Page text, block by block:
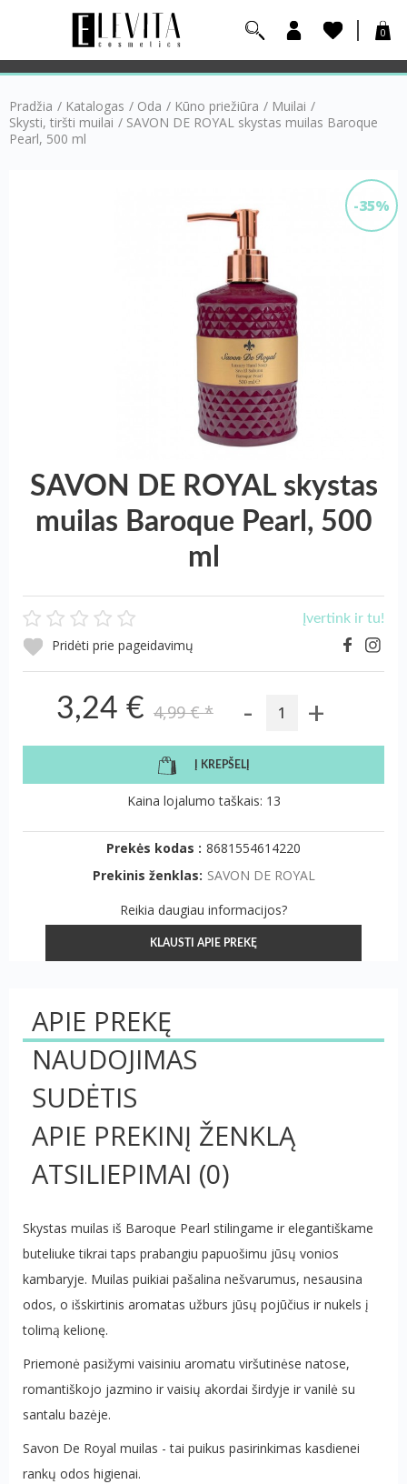
0
Pradžia / Katalogas / Oda / Kūno priežiūra / Muilai /
Skysti, tiršti muilai / SAVON DE ROYAL skystas muilas Baroque
Pearl, 500 ml
-35%
SAVON DE ROYAL skystas
muilas Baroque Pearl, 500
ml
Įvertink ir tu!
Pridėti prie pageidavimų
3,24 € 4,99 €* - +
Į KREPŠELĮ
Kaina lojalumo taškais: 13
Prekės kodas : 8681554614220
Prekinis ženklas: SAVON DE ROYAL
Reikia daugiau informacijos?
KLAUSTI APIE PREKĘ
APIE PREKĘ
NAUDOJIMAS
SUDĖTIS
APIE PREKINĮ ŽENKLĄ
ATSILIEPIMAI (0)
Skystas muilas iš Baroque Pearl stilingame ir elegantiškame
buteliuke tikrai taps prabangiu papuošimu jūsų vonios
kambaryje. Muilas puikiai pašalina nešvarumus, nesausina
odos, o išskirtinis aromatas užburs jūsų pojūčius ir nukels į
tolimą kelionę.
Priemonė pasižymi vaisiniu aromatu viršutinėse natose,
romantiškojo jazmino ir vaisių akordai širdyje ir vanilė su
santalu bazėje.
Savon De Royal muilas - tai puikus pasirinkimas kasdienei
rankų odos higienai.